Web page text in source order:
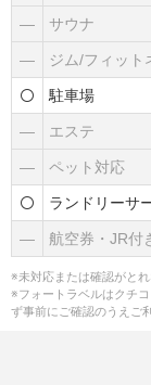
― サウナ
― ジム/フィット
駐車場
― エステ
― ペット対応
ランドリーサ
― 航空券・JR付
※未対応または確認がと
※フォートラベルはクチ
ず事前にご確認のうえご